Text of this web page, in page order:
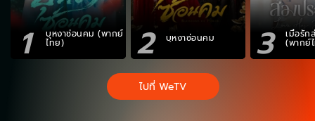
1 บุหงาซ่อนคม (พากย์
ไทย) 2 บุหงาซ่อนคม 3 เมื่อรัก
(พากย์
ไปที่ WeTV